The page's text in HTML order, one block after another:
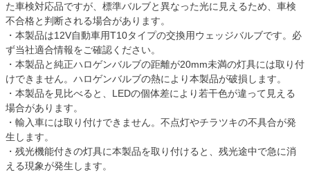
た車検対応品ですが、標準バルブと異なった光に見えるため、車検
不合格と判断される場合があります。
・本製品は12V自動車用T10タイプの交換用ウェッジバルブです。必
ず当社適合情報をご確認ください。
・本製品と純正ハロゲンバルブの距離が20mm未満の灯具には取り付
けできません。ハロゲンバルブの熱により本製品が破損します。
・本製品を見比べると、LEDの個体差により若干色が違って見える
場合があります。
・輸入車には取り付けできません。不点灯やチラツキの不具合が発
生します。
・残光機能付きの灯具に本製品を取り付けると、残光途中で急に消
える現象が発生します。